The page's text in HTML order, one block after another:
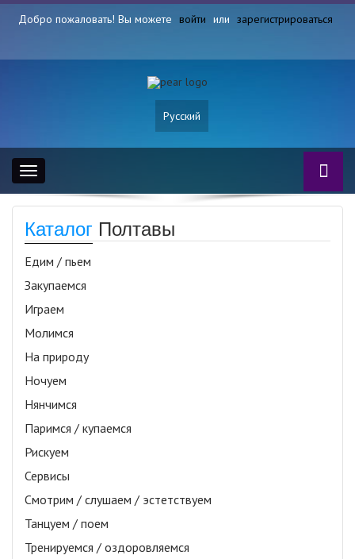
Добро пожаловать! Вы можете войти или зарегистрироваться
Русский
Toggle
navigation
Каталог Полтавы
Едим / пьем
Закупаемся
Играем
Молимся
На природу
Ночуем
Нянчимся
Паримся / купаемся
Рискуем
Сервисы
Смотрим / слушаем / эстетствуем
Танцуем / поем
Тренируемся / оздоровляемся